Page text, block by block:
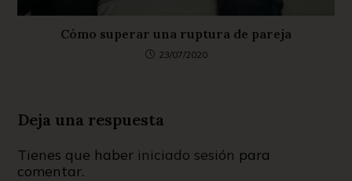
Cómo superar una ruptura de pareja
23/07/2020
Deja una respuesta
Tienes que haber iniciado sesión para
comentar.